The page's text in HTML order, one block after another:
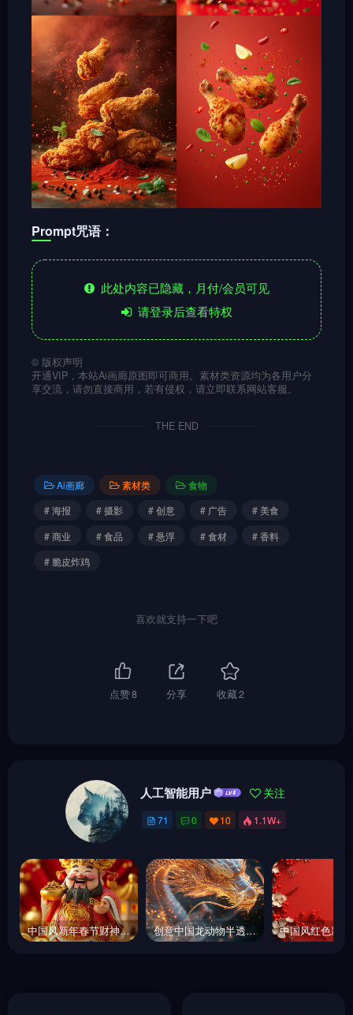
Prompt咒语：
此处内容已隐藏，月付/会员可见
请登录后查看特权
© 版权声明
开通VIP，本站Ai画廊原图即可商用。素材类资源均为各用户分
享交流，请勿直接商用，若有侵权，请立即联系网站客服。
THE END
Ai画廊 素材类
食物
# 海报
# 摄影 # 创意 # 广告
# 美食
# 商业
# 食品 # 悬浮 # 食材
# 香料
# 脆皮炸鸡
喜欢就支持一下吧
点赞8 分享 收藏2
人工智能用户 关注
71 0 10 1.1W+
中国风新年春节财神爷恭喜发财喜庆金币微笑3D立体模型海报midjourney关键词咒语 创意中国龙动物半透明荧光粒子发光体立体模型摄影海报midjourney关键词咒语